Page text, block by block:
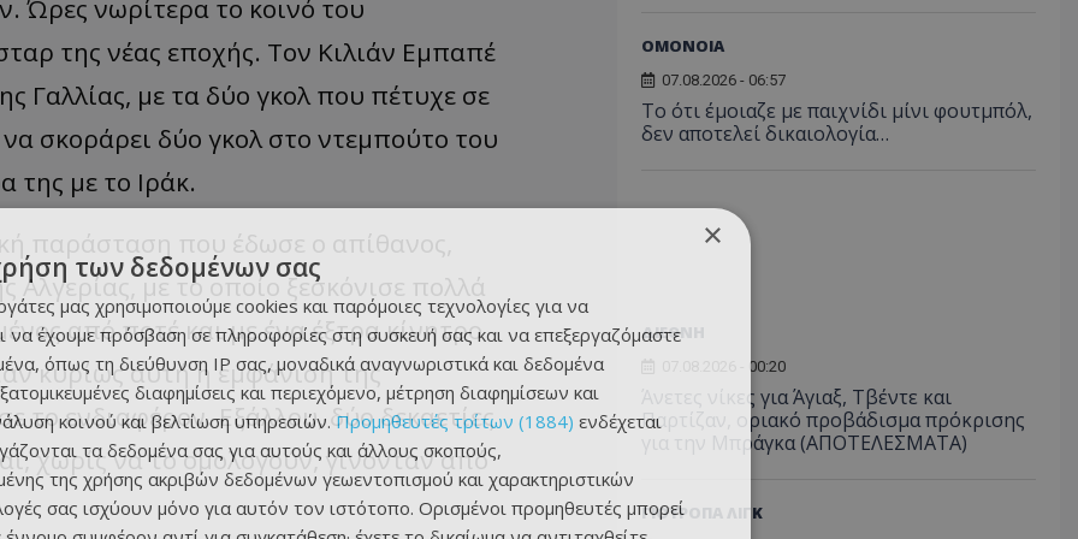
Ώρες νωρίτερα το κοινό του
της νέας εποχής. Τον Κιλιάν Εμπαπέ
Γαλλίας, με τα δύο γκολ που πέτυχε σε
σκοράρει δύο γκολ στο ντεμπούτο του
της με το Ιράκ.
παράσταση που έδωσε ο απίθανος,
Αλγερίας, με το οποίο ξεσκόνισε πολλά
από ποτέ και με ένα έξτρα κίνητρο
κυρίως αυτή η εμφάνιση της
το ενδιαφέρον. Εξάλλου, δύο δεκαετίες
χωρίς να το ομολογούν, γίνονταν από
ΟΜΟΝΟΙΑ
07.08.2026 - 06:57
Το ότι έμοιαζε με παιχνίδι μίνι φουτμπόλ,
δεν αποτελεί δικαιολογία…
ΔΙΕΘΝΗ
07.08.2026 - 00:20
Άνετες νίκες για Άγιαξ, Τβέντε και
Παρτίζαν, οριακό προβάδισμα πρόκρισης
για την Μπράγκα (ΑΠΟΤΕΛΕΣΜΑΤΑ)
ΓΙΟΥΡΟΠΑ ΛΙΓΚ
×
των δεδομένων σας
μας χρησιμοποιούμε cookies και παρόμοιες τεχνολογίες για να
να έχουμε πρόσβαση σε πληροφορίες στη συσκευή σας και να επεξεργαζόμαστε
όπως τη διεύθυνση IP σας, μοναδικά αναγνωριστικά και δεδομένα
διαφημίσεις και περιεχόμενο, μέτρηση διαφημίσεων και
κοινού και βελτίωση υπηρεσιών.Προμηθευτές τρίτων (1884) ενδέχεται
τα δεδομένα σας για αυτούς και άλλους σκοπούς,
της χρήσης ακριβών δεδομένων γεωεντοπισμού και χαρακτηριστικών
σας ισχύουν μόνο για αυτόν τον ιστότοπο. Ορισμένοι προμηθευτές μπορεί